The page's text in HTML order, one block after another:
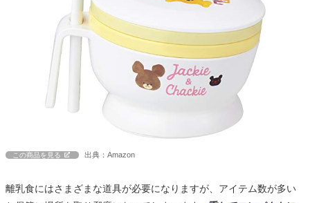
この商品を見る 出典：Amazon
離乳食にはさまざまな道具が必要になりますが、アイテム数が多い